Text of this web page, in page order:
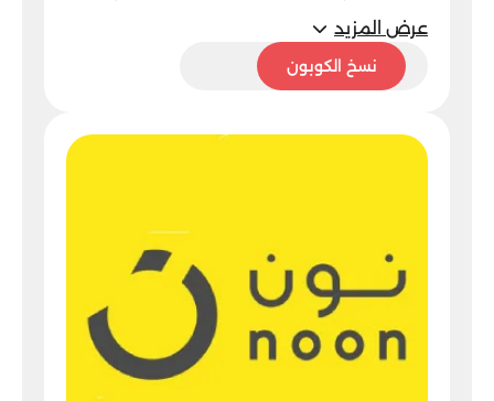
عرض المزيد
VG75نسخ الكوبون